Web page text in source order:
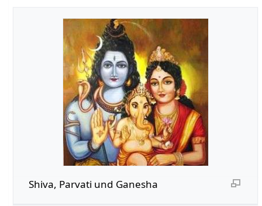
Shiva, Parvati und Ganesha